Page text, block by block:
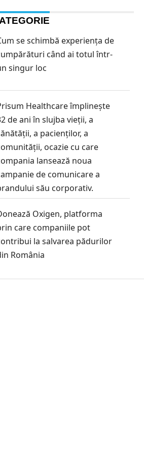
se schimbă experiența de
când ai totul într-
singur loc
Healthcare împlinește
de ani în slujba vieții, a
a pacienților, a
ocazie cu care
lansează noua
de comunicare a
său corporativ.
Oxigen, platforma
care companiile pot
la salvarea pădurilor
România